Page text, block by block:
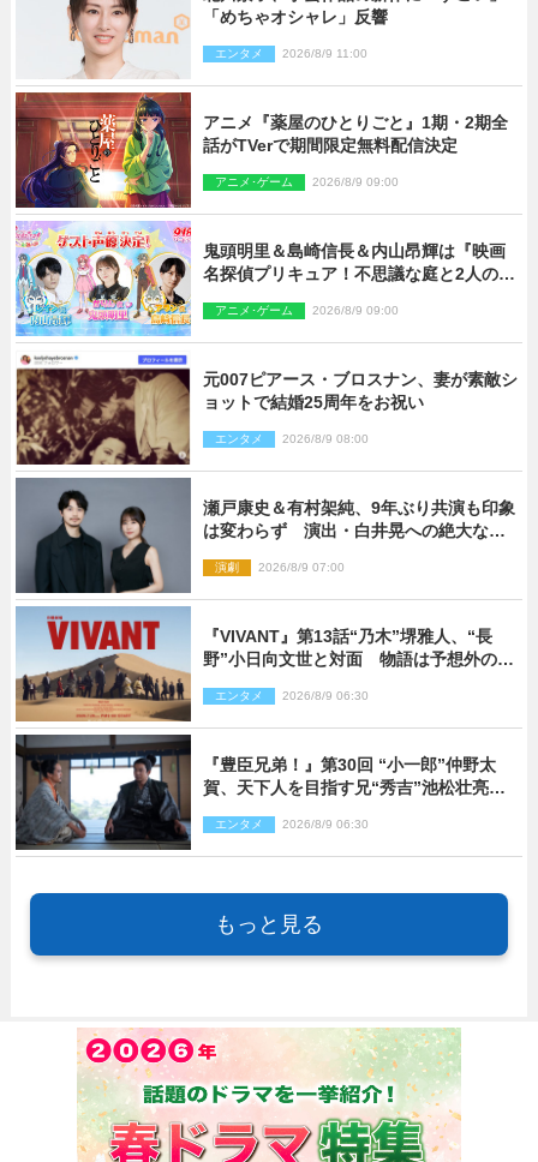
「めちゃオシャレ」反響
エンタメ 2026/8/9 11:00
アニメ『薬屋のひとりごと』1期・2期全
話がTVerで期間限定無料配信決定
アニメ･ゲーム 2026/8/9 09:00
鬼頭明里＆島崎信長＆内山昂輝は『映画
名探偵プリキュア！不思議な庭と2人の秘
アニメ･ゲーム 2026/8/9 09:00
元007ピアース・ブロスナン、妻が素敵シ
ョットで結婚25周年をお祝い
エンタメ 2026/8/9 08:00
瀬戸康史＆有村架純、9年ぶり共演も印象
は変わらず 演出・白井晃への絶大なる
演劇 2026/8/9 07:00
『VIVANT』第13話“乃木”堺雅人、“長
野”小日向文世と対面 物語は予想外の展
エンタメ 2026/8/9 06:30
『豊臣兄弟！』第30回 “小一郎”仲野太
賀、天下人を目指す兄“秀吉”池松壮亮
エンタメ 2026/8/9 06:30
もっと見る